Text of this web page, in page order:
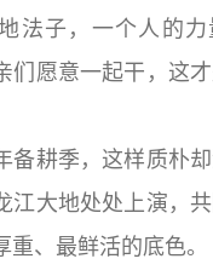
法子，一个人的力
们愿意一起干，这
耕季，这样质朴却
江大地处处上演，
重、最鲜活的底色。